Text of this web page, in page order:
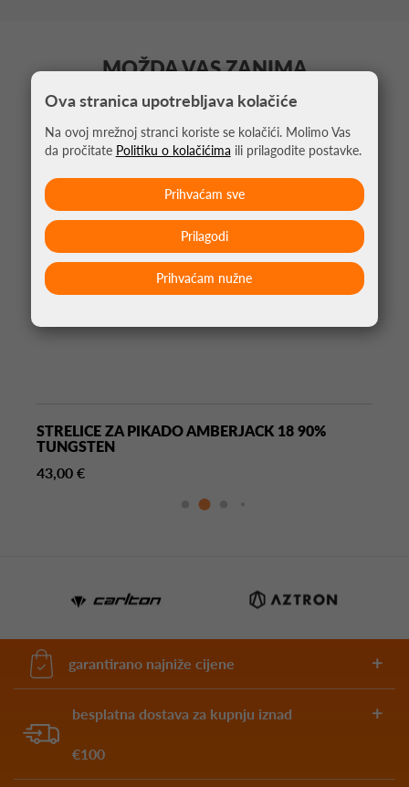
MOŽDA VAS ZANIMA
STRELICE ZA PIKADO AMBERJACK 18 90%
TUNGSTEN
43,00 €
garantirano najniže cijene
besplatna dostava za kupnju iznad
€100
Ova stranica upotrebljava kolačiće
Na ovoj mrežnoj stranci koriste se kolačići. Molimo Vas
da pročitate Politiku o kolačićima ili prilagodite postavke.
Prihvaćam nužne
Prilagodi
Prihvaćam sve